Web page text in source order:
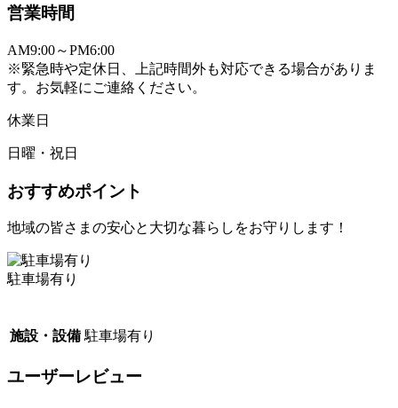
営業時間
AM9:00～PM6:00
※緊急時や定休日、上記時間外も対応できる場合がありま
す。お気軽にご連絡ください。
休業日
日曜・祝日
おすすめポイント
地域の皆さまの安心と大切な暮らしをお守りします！
駐車場有り
施設・設備 駐車場有り
ユーザーレビュー